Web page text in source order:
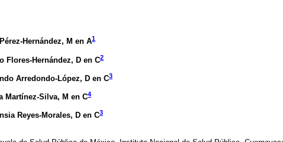
Hernández, M en A1
Flores-Hernández, D en C2
Arredondo-López, D en C3
Martínez-Silva, M en C4
Reyes-Morales, D en C3